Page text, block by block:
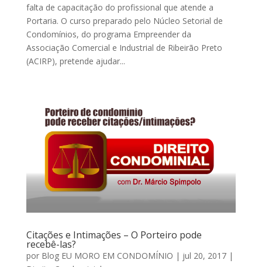
falta de capacitação do profissional que atende a
Portaria. O curso preparado pelo Núcleo Setorial de
Condomínios, do programa Empreender da
Associação Comercial e Industrial de Ribeirão Preto
(ACIRP), pretende ajudar...
Citações e Intimações – O Porteiro pode
recebê-las?
por Blog EU MORO EM CONDOMÍNIO | jul 20, 2017|